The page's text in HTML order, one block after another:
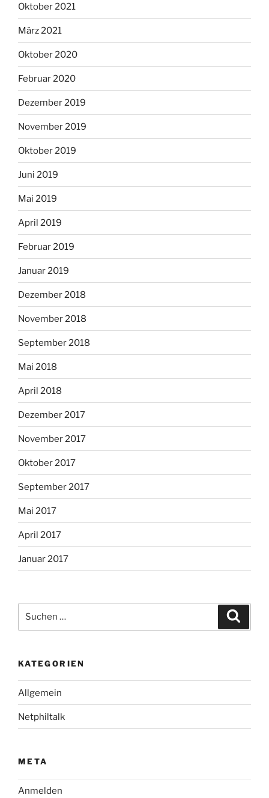
Oktober 2021
März 2021
Oktober 2020
Februar 2020
Dezember 2019
November 2019
Oktober 2019
Juni 2019
Mai 2019
April 2019
Februar 2019
Januar 2019
Dezember 2018
November 2018
September 2018
Mai 2018
April 2018
Dezember 2017
November 2017
Oktober 2017
September 2017
Mai 2017
April 2017
Januar 2017
nach:
KATEGORIEN
Allgemein
Netphiltalk
META
Anmelden